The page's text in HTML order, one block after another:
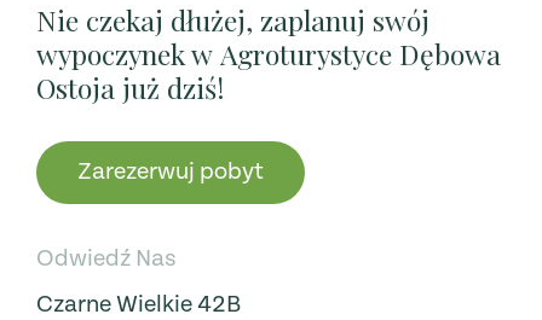
Nie czekaj dłużej, zaplanuj swój
wypoczynek w Agroturystyce Dębowa
Ostoja już dziś!
Zarezerwuj pobyt
Odwiedź Nas
Czarne Wielkie 42B